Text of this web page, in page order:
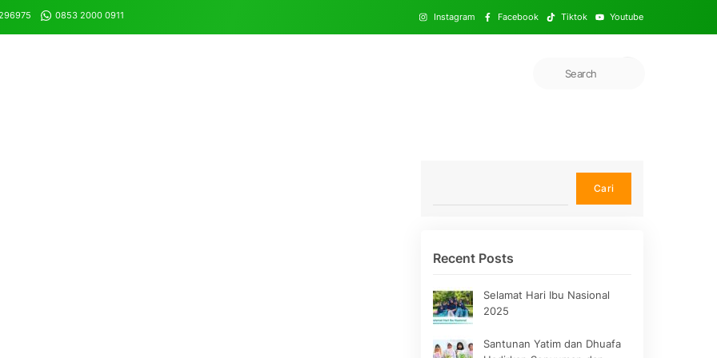
0853 2000 0911 Instagram Facebook Tiktok Youtube
Cari
Recent Posts
Selamat Hari Ibu Nasional
2025
Santunan Yatim dan Dhuafa